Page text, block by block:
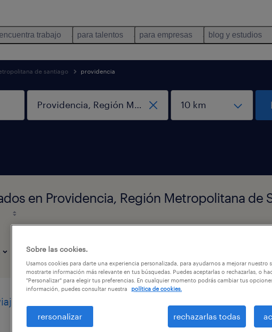
encuentra trabajo para talentos para empresas blog y estudios
de santiago providencia
en Providencia, Región Metropolitana de
categoría de trabajo
-
Sobre las cookies.
Usamos cookies para darte una experiencia personalizada, para ayudarnos a mejorar nuestro
mostrarte información más relevante en tus búsquedas. Puedes aceptarlas o rechazarlas, o
"Personalizar" para elegir tus preferencias. En cualquier momento podrás cambiar tus
información, puedes consultar nuestra
política de cookies.
rersonalizar rechazarlas todas